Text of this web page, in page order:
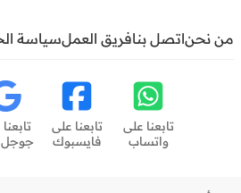
من نحناتصل بنافريق العملسياسة
تابعنا على
واتساب
تابعنا على
فايسبوك
جوجل